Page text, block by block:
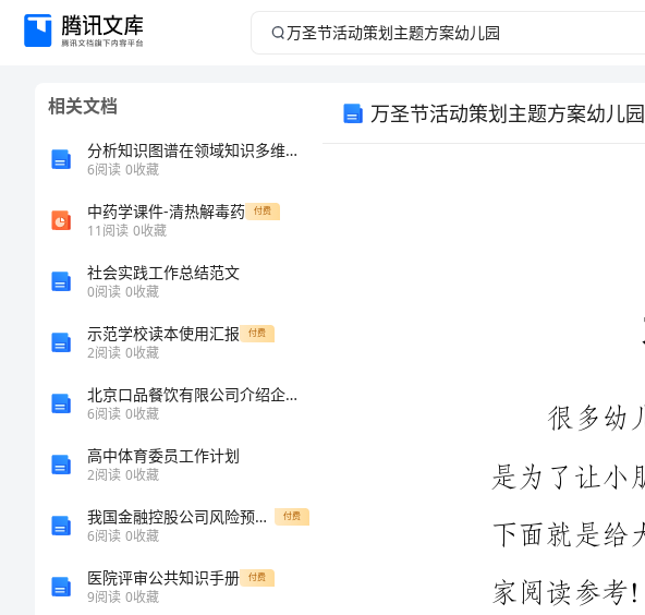
万
相关文档
分析知识图谱在领域知识多维分析中的应用路径
6阅读 0收藏
中药学课件-清热解毒药 付费
11阅读 0收藏
社会实践工作总结范文
0阅读 0收藏
示范学校读本使用汇报 付费
2阅读 0收藏
北京口品餐饮有限公司介绍企业发展分析报告
6阅读 0收藏
高中体育委员工作计划
2阅读 0收藏
我国金融控股公司风险预警模型的构建和应用研究的开题报告 付费
6阅读 0收藏
医院评审公共知识手册 付费
9阅读 0收藏
万圣节活动策划主题方案幼儿园
家阅读参考!